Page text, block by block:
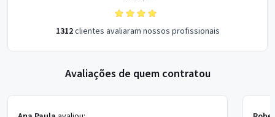
1312clientes avaliaram nossos profissionais
Avaliações de quem contratou